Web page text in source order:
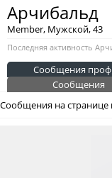
Арчибальд
Member, Мужской, 43
Последняя активность
Сообщения
Сообщения
Сообщения на странице